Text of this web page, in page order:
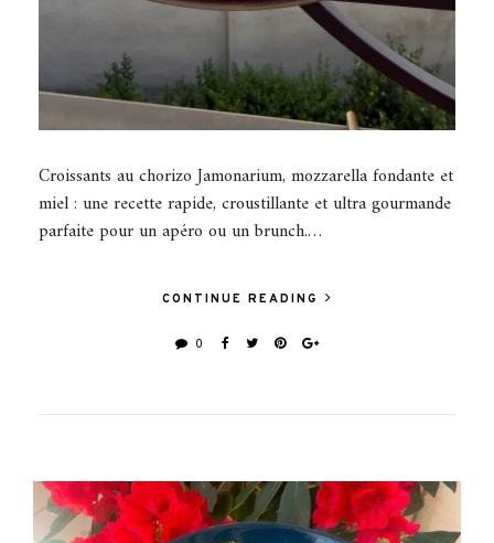
Croissants au chorizo Jamonarium, mozzarella fondante et
miel : une recette rapide, croustillante et ultra gourmande
parfaite pour un apéro ou un brunch.…
CONTINUE READING
0